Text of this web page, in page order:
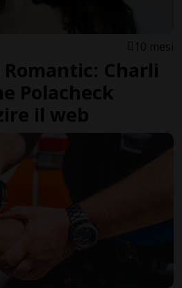
10 mesi
Charli
Polacheck
il web